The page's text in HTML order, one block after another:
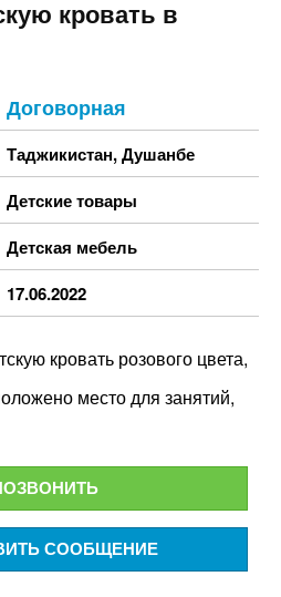
кровать в
Договорная
Таджикистан,Душанбе
Детские товары
Детская мебель
17.06.2022
кровать розового цвета,
место для занятий,
СООБЩЕНИЕ